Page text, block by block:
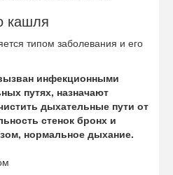
кашля
типом заболевания и его
инфекционными
путях, назначают
дыхательные пути от
стенок бронх и
нормальное дыхание.